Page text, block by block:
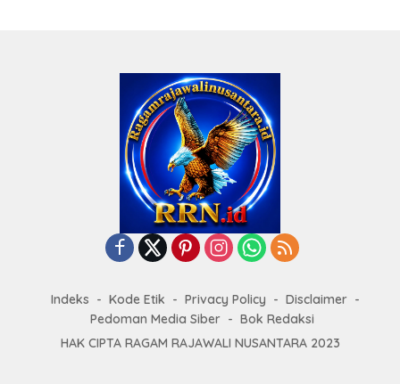
Indeks Kode Etik Privacy Policy
Disclaimer
Pedoman Media Siber
Bok Redaksi
HAK CIPTA RAGAM RAJAWALI NUSANTARA 2023